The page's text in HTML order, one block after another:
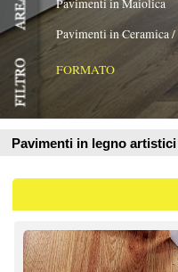
Pavimenti in legno artistici
Eccellenti tecnologie di produzione,
proprietà del prodotto, nuovo tipo
incastro, fanno di ...